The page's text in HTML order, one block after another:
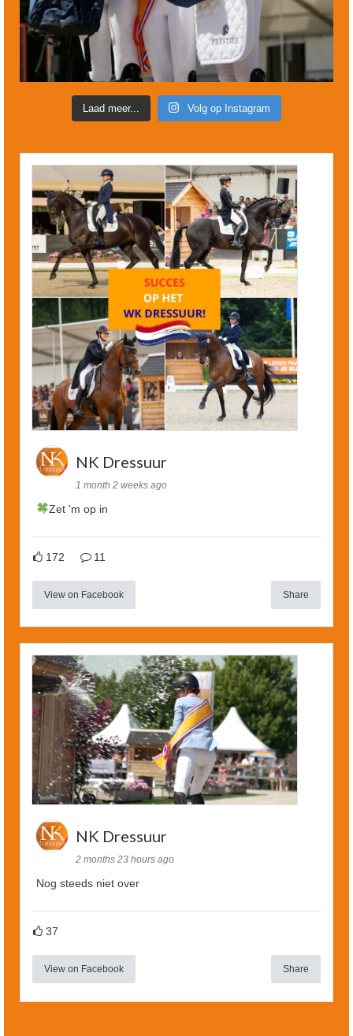
Laad meer... Volg op Instagram
NK Dressuur
1 month 2 weeks ago
Zet 'm op in
172 11
View on Facebook Share
NK Dressuur
2 months 23 hours ago
Nog steeds niet over
37
View on Facebook Share